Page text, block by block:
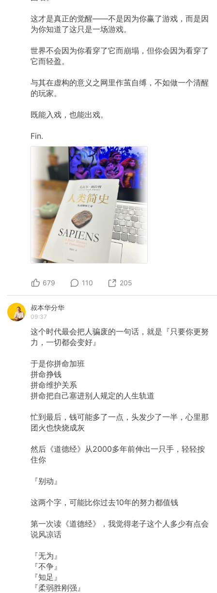
这才是真正的觉醒——不是因为你赢了游戏，而是因
为你知道了这只是一场游戏。
世界不会因为你看穿了它而崩塌，但你会因为看穿了
它而轻盈。
与其在虚构的意义之网里作茧自缚，不如做一个清醒
的玩家。
既能入戏，也能出戏。
Fin.
679 110 205
叔本华分华
09:37
这个时代最会把人骗废的一句话，就是『只要你更努
力，一切都会变好』
于是你拼命加班
拼命挣钱
拼命维护关系
拼命把自己塞进别人规定的人生轨道
忙到最后，钱可能多了一点，头发少了一半，心里那
团火也快烧成灰
然后《道德经》从2000多年前伸出一只手，轻轻按
住你
『别动』
这两个字，可能比你过去10年的努力都值钱
第一次读《道德经》，我觉得老子这个人多少有点会
说风凉话
『无为』
『不争』
『知足』
『柔弱胜刚强』